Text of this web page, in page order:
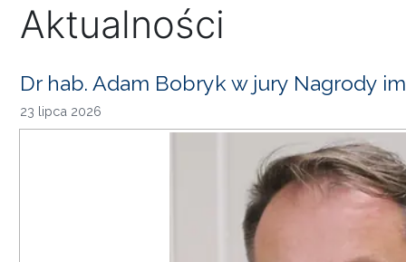
Aktualności
Dr hab. Adam Bobryk w jury Nagrody
23 lipca 2026